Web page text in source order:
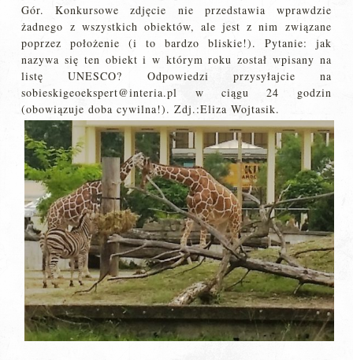
Gór. Konkursowe zdjęcie nie przedstawia wprawdzie
żadnego z wszystkich obiektów, ale jest z nim związane
poprzez położenie (i to bardzo bliskie!). Pytanie: jak
nazywa się ten obiekt i w którym roku został wpisany na
listę UNESCO? Odpowiedzi przysyłajcie na
sobieskigeoekspert@interia.pl w ciągu 24 godzin
(obowiązuje doba cywilna!). Zdj.:Eliza Wojtasik.